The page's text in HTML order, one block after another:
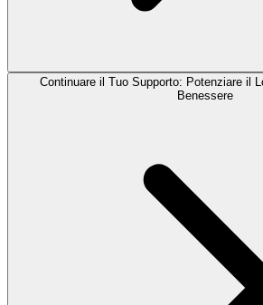
Continuare il Tuo Supporto: Potenziare il
Benessere